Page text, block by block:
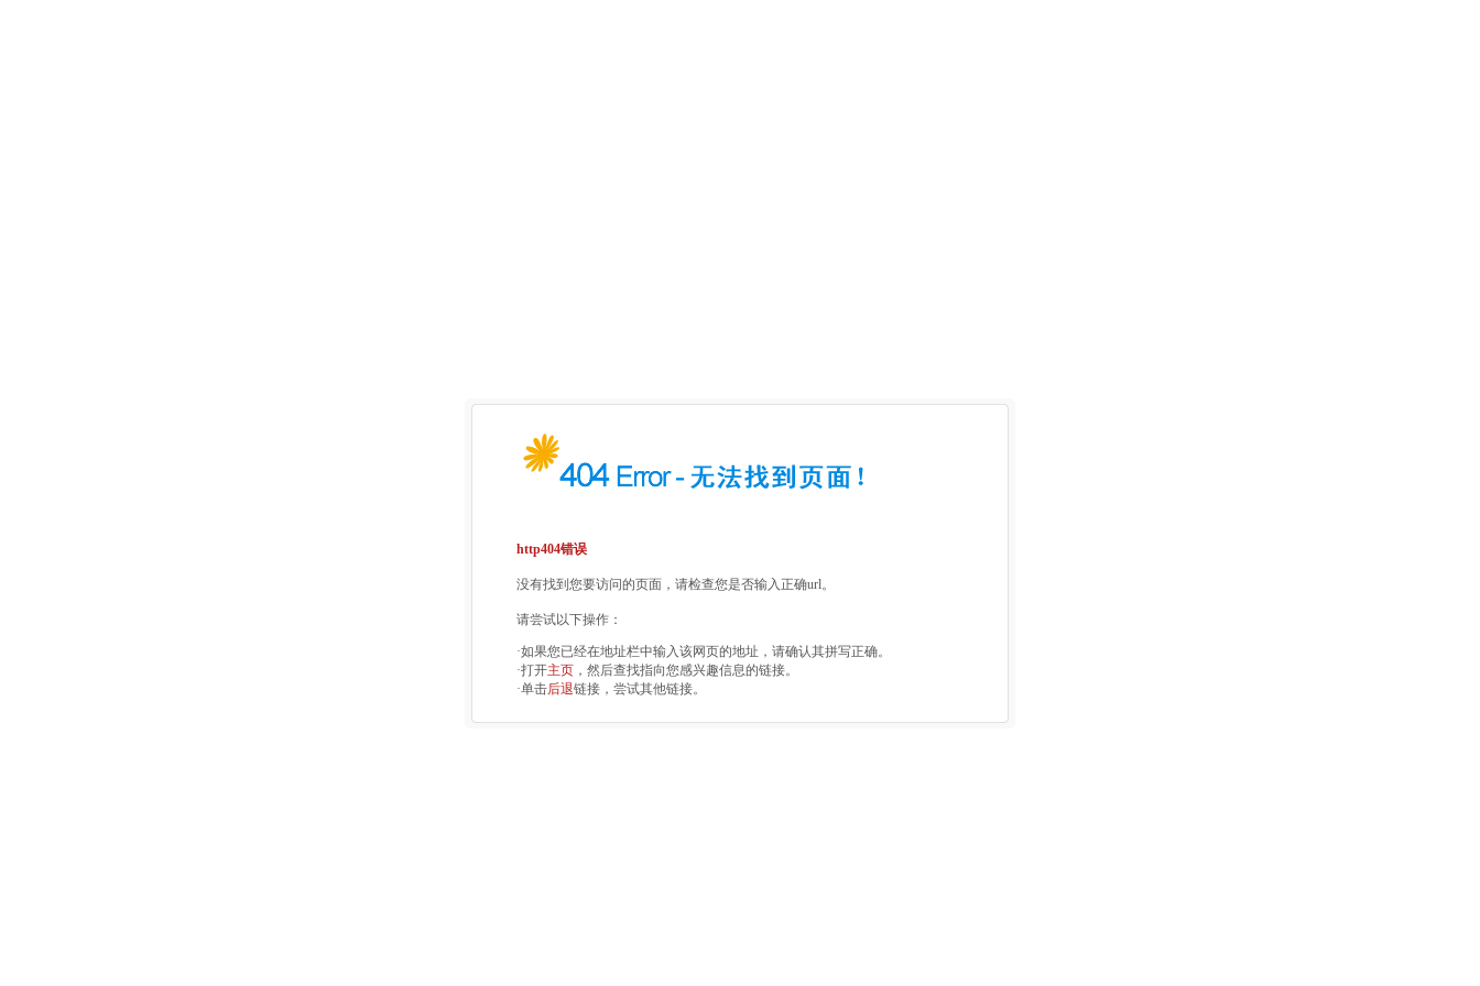
http404错误
没有找到您要访问的页面，请检查您是否输入正确url。
请尝试以下操作：
·如果您已经在地址栏中输入该网页的地址，请确认其拼写正确。
·打开主页 ，然后查找指向您感兴趣信息的链接。
·单击后退链接，尝试其他链接。